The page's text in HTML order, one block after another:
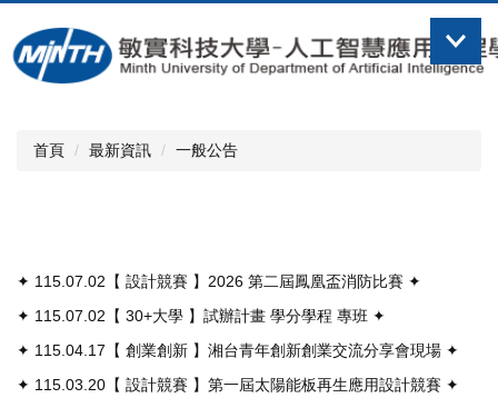
到
主
首頁 最新資訊 一般公告
✦ 115.07.02【 設計競賽 】2026 第二屆鳳凰盃消防比賽 ✦
✦ 115.07.02【 30+大學 】試辦計畫 學分學程 專班 ✦
✦ 115.04.17【 創業創新 】湘台青年創新創業交流分享會現場 ✦
✦ 115.03.20【 設計競賽 】第一屆太陽能板再生應用設計競賽 ✦